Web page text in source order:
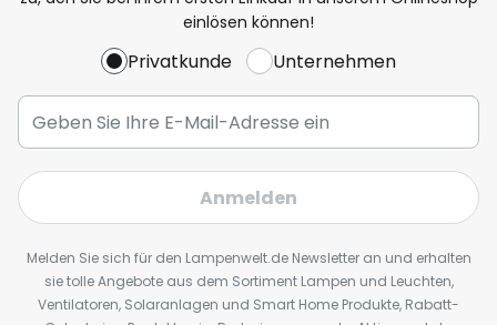
einlösen können!
Privatkunde Unternehmen
Anmelden
Melden Sie sich für den Lampenwelt.de Newsletter an und erhalten
sie tolle Angebote aus dem Sortiment Lampen und Leuchten,
Ventilatoren, Solaranlagen und Smart Home Produkte, Rabatt-